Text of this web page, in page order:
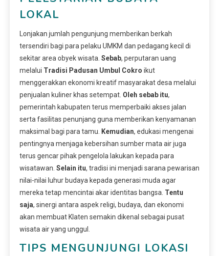
LOKAL
Lonjakan jumlah pengunjung memberikan berkah
tersendiri bagi para pelaku UMKM dan pedagang kecil di
sekitar area obyek wisata. Sebab, perputaran uang
melalui Tradisi Padusan Umbul Cokro ikut
menggerakkan ekonomi kreatif masyarakat desa melalui
penjualan kuliner khas setempat. Oleh sebab itu,
pemerintah kabupaten terus memperbaiki akses jalan
serta fasilitas penunjang guna memberikan kenyamanan
maksimal bagi para tamu.
Kemudian, edukasi mengenai
pentingnya menjaga kebersihan sumber mata air juga
terus gencar pihak pengelola lakukan kepada para
wisatawan. Selain itu, tradisi ini menjadi sarana pewarisan
nilai-nilai luhur budaya kepada generasi muda agar
mereka tetap mencintai akar identitas bangsa. Tentu
saja, sinergi antara aspek religi, budaya, dan ekonomi
akan membuat Klaten semakin dikenal sebagai pusat
wisata air yang unggul.
TIPS MENGUNJUNGI LOKASI